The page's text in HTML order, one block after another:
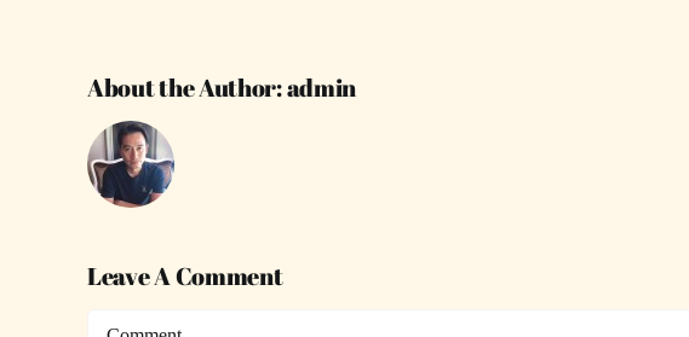
About the Author:admin
Leave A Comment
Comment